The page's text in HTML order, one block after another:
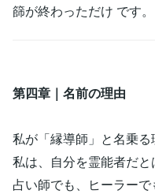
篩が終わっただけ です。
第四章｜名前の理由
私が「縁導師」と名乗る
私は、自分を霊能者だと
占い師でも、ヒーラーで